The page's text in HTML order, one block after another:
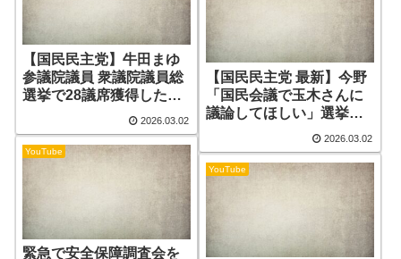
【国民民主党】牛田まゆ
参議院議員 衆議院議員総
選挙で28議席獲得した結
果を踏まえ衆参一体とな
って手取りを増やす政策
実現へ
2026.03.02
【国民民主党 最新】今野
「国民会議で玉木さんに
議論してほしい」選挙で
勝ち続ける秘訣と国民会
議について問われ、気付
けば民主主義崩壊の話
に・・・／ReHacQで大
絶賛だった川上りゅうせ
2026.03.02
YouTube
緊急で安全保障調査会を
YouTube